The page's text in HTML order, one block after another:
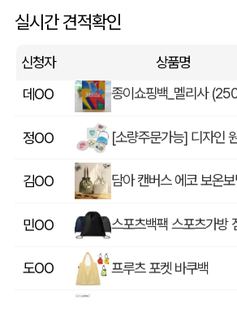
실시간 견적확인
신청자 상품명
김OO
데OO
정OO
김OO 담아 캔버스 에코 보온보
민OO
도OO 프루츠 포켓 바쿠백
문OO [보틀로만] 리유저블 컵